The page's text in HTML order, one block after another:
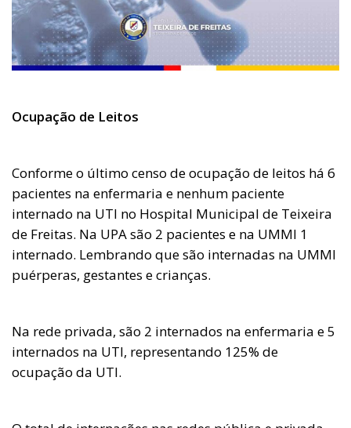
Ocupação de Leitos
Conforme o último censo de ocupação de leitos há 6
pacientes na enfermaria e nenhum paciente
internado na UTI no Hospital Municipal de Teixeira
de Freitas. Na UPA são 2 pacientes e na UMMI 1
internado. Lembrando que são internadas na UMMI
puérperas, gestantes e crianças.
Na rede privada, são 2 internados na enfermaria e 5
internados na UTI, representando 125% de
ocupação da UTI.